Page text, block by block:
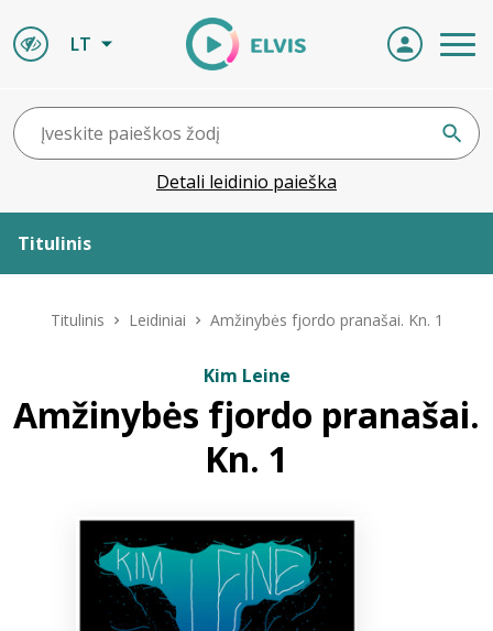
LT
Detali leidinio paieška
Titulinis
ELVIS atvyksta
Bibliotekoms
Titulinis Leidiniai Amžinybės fjordo pranašai. Kn. 1
Kim Leine
Amžinybės fjordo pranašai.
Kn. 1